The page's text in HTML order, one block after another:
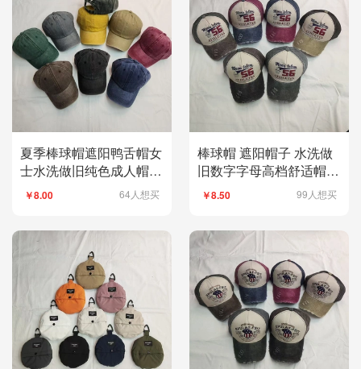
夏季棒球帽遮阳鸭舌帽女
士水洗做旧纯色成人帽百
搭透气舒适
￥8.00 64人想买
棒球帽 遮阳帽子 水洗做
旧数字字母高档舒适帽子
时尚好看
￥8.50 99人想买